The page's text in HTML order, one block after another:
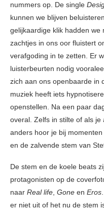
nummers op. De single
kunnen we blijven
gelijkaardige klik hadden we
zachtjes in ons oor fluistert
verafgoding in te zetten. Er
luisterbeurten nodig
zich aan ons openbaarde in
muziek heeft iets
openstellen. Na een paar
overal. Zelfs in stilte of als
anders hoor je bij
en de zalvende stem van
De stem en de koele beats
protagonisten op de
naar Real life, Gone en Eros
er niet uit of het nu de stem